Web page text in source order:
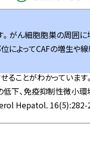
がん細胞胞巣の周囲に
によってCAFの増生や
ことがわかっています
低下、免疫抑制性微小
Hepatol. 16(5):282-